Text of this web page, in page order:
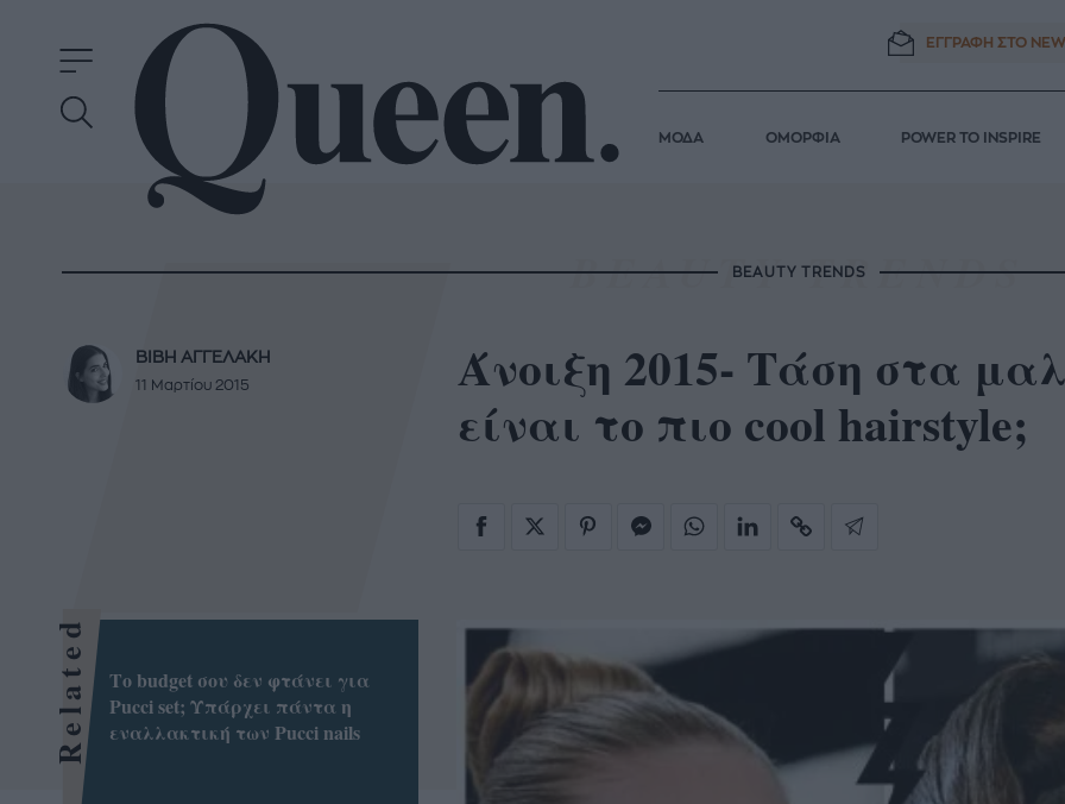
ΕΓΓΡΑΦΗ ΣΤΟ
ΜΟΔΑ ΟΜΟΡΦΙΑ POWER TO INSPIRE
BEAUTY TRENDS
Άνοιξη 2015- Τάση στα
είναι το πιο cool hairstyle;
ΒΙΒΗ ΑΓΓΕΛΑΚΗ
11 Μαρτίου 2015
Related
Το budget σου δεν φτάνει για
Pucci set; Υπάρχει πάντα η
εναλλακτική των Pucci nails